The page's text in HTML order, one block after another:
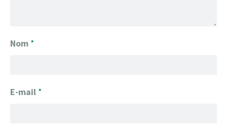
Nom *
E-mail *